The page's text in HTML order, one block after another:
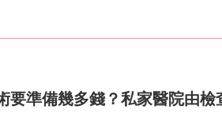
要準備幾多錢？私家醫院由